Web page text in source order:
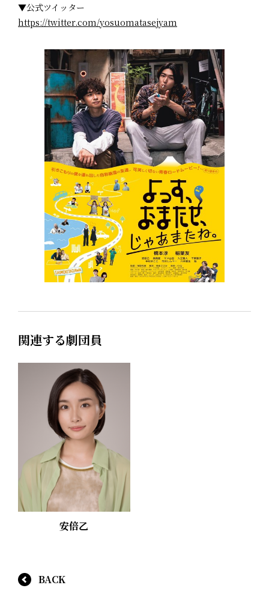
▼公式ツイッター
https://twitter.com/yosuomatasejyam
関連する劇団員
安倍乙
BACK